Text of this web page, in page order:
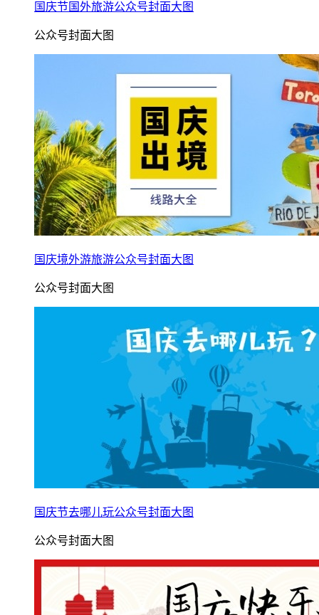
国庆节国外旅游公众号封面大图
公众号封面大图
国庆境外游旅游公众号封面大图
公众号封面大图
国庆节去哪儿玩公众号封面大图
公众号封面大图